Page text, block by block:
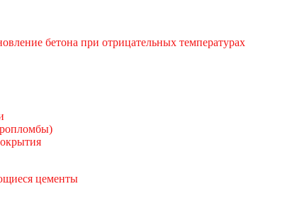
бетона при отрицательных температурах
цементы